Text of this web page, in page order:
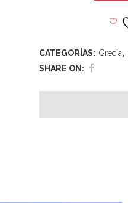
CATEGORÍAS: Grecia,
SHARE ON: